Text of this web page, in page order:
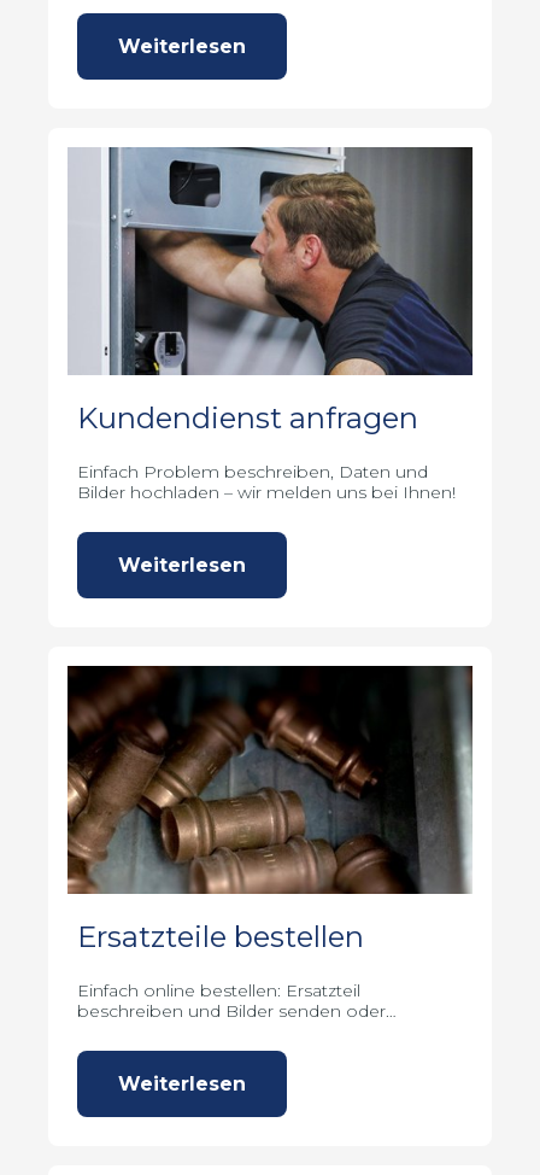
Weiterlesen
Kundendienst anfragen
Einfach Problem beschreiben, Daten und
Bilder hochladen – wir melden uns bei Ihnen!
Weiterlesen
Ersatzteile bestellen
Einfach online bestellen: Ersatzteil
beschreiben und Bilder senden oder
Weiterlesen